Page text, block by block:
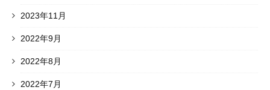
2023年11月
2022年9月
2022年8月
2022年7月